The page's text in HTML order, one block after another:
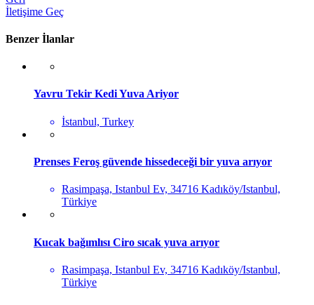
İletişime Geç
Benzer İlanlar
Yavru Tekir Kedi Yuva Ariyor
İstanbul, Turkey
Prenses Feroş güvende hissedeceği bir yuva arıyor
Rasimpaşa, Istanbul Ev, 34716 Kadıköy/Istanbul,
Türkiye
Kucak bağımlısı Ciro sıcak yuva arıyor
Rasimpaşa, Istanbul Ev, 34716 Kadıköy/Istanbul,
Türkiye